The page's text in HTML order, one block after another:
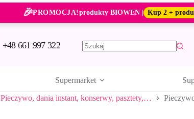
🎉PROMOCJA!produkty BIOWEN | Kup 2 +
+48 661 997 322
Supermarket
Pieczywo, dania instant, konserwy, pasztety,…